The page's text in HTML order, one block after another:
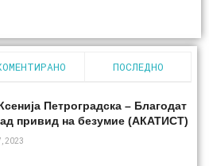
ПОСЛЕДНО
Петроградска – Благодат
привид на безумие (АКАТИСТ)
2023